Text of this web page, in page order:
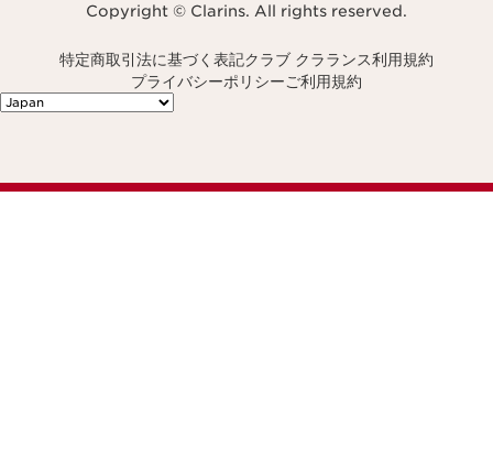
Copyright © Clarins. All rights reserved.
特定商取引法に基づく表記クラブ クラランス利用規約
プライバシーポリシーご利用規約
Navigates to